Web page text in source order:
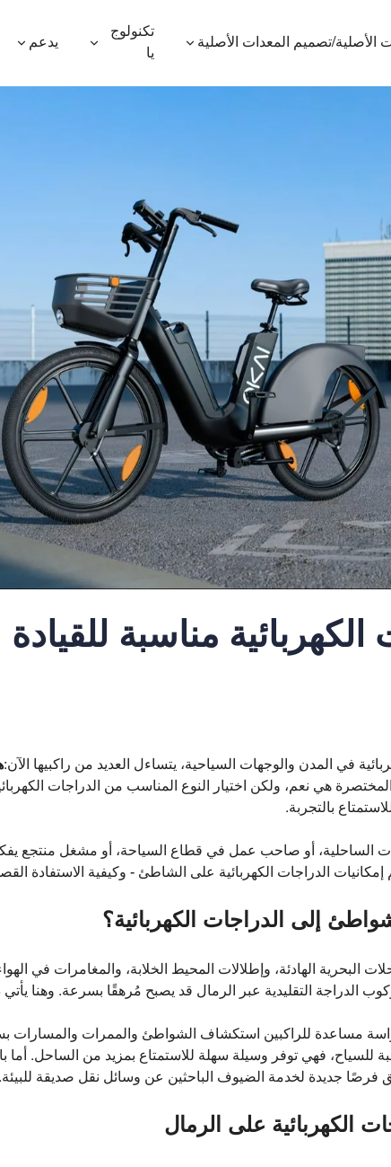
الأصلية/تصميم المعدات الأصلية
تكنولوج
يا
يدعم
ES400AV2
ES410
مناسبة
في المدن والوجهات السياحية، يتساءل العديد من راكبيها الآن:
المختصرة هي نعم، ولكن اختيار النوع المناسب من الدراجات
بالتجربة.
أو صاحب عمل في قطاع السياحة، أو مشغل منتجع يفكر
الدراجات الكهربائية على الشاطئ - وكيفية الاستفادة
إلى الدراجات الكهربائية؟
البحرية الهادئة، وإطلالات المحيط الخلابة، والمغامرات في
الدراجة التقليدية عبر الرمال قد يصبح مُرهقًا بسرعة. وهنا يأتي
مساعدة للراكبين استكشاف الشواطئ والممرات والمسارات
للسياح، فهي توفر وسيلة سهلة للاستمتاع بمزيد من الساحل.
فرصًا جديدة لخدمة الضيوف الباحثين عن وسائل نقل صديقة للبيئة.
الكهربائية على الرمال